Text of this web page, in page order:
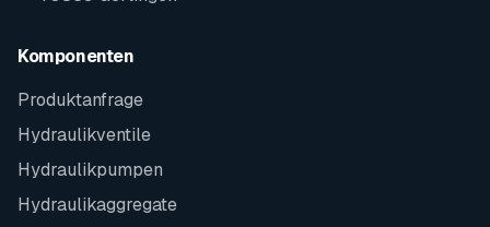
Komponenten
Produktanfrage
Hydraulikventile
Hydraulikpumpen
Hydraulikaggregate